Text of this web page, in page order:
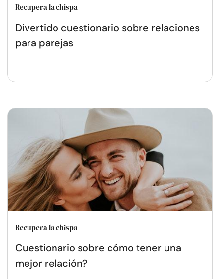
Recupera la chispa
Divertido cuestionario sobre relaciones
para parejas
Recupera la chispa
Cuestionario sobre cómo tener una
mejor relación?